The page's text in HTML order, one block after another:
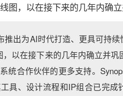
图，以在接下来的几年内确立
推出为AI时代打造、更具可持
，以在接下来的几年内确立并
统合作伙伴的更多支持。
具、设计流程和IP组合已完成